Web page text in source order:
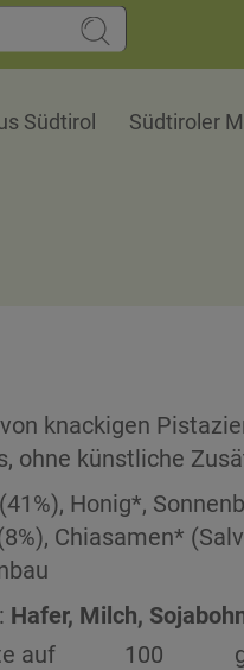
Südtirol Südtiroler
knackigen
ohne künstliche
Honig*,
Chiasamen*
Hafer, Milch,
auf
100